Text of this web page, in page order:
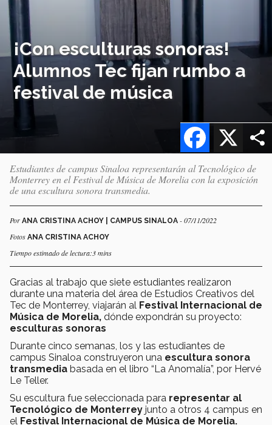
¡Con esculturas sonoras!
Alumnos Tec fijan rumbo a
festival de música
X
Facebook
Estudiantes de campus Sinaloa representarán al Tecnológico de
Monterrey en el Festival de Música de Morelia con la exposición
de una escultura sonora transmedia.
Por ANA CRISTINA ACHOY | CAMPUS SINALOA - 07/11/2022
Fotos ANA CRISTINA ACHOY
Tiempo estimado de lectura:3 mins
Gracias al trabajo que siete estudiantes realizaron
durante una materia del área de Estudios Creativos del
Tec de Monterrey, viajarán al Festival Internacional de
Música de Morelia, dónde expondrán su proyecto:
esculturas sonoras
Durante cinco semanas, los y las estudiantes de
campus Sinaloa construyeron una escultura sonora
transmedia basada en el libro “La Anomalía”, por Hervé
Le Teller.
Su escultura fue seleccionada para representar al
Tecnológico de Monterrey junto a otros 4 campus en
el Festival Internacional de Música de Morelia.